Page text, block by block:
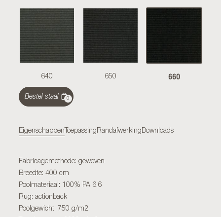
640 650 660
Bestel staal 0
Eigenschappen Toepassing Randafwerking Downloads
Fabricagemethode: geweven
Breedte: 400 cm
Poolmateriaal: 100% PA 6.6
Rug: actionback
Poolgewicht: 750 g/m2